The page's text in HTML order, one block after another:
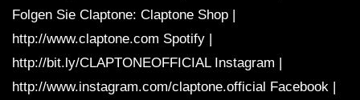
Folgen Sie Claptone: Claptone Shop |
http://www.claptone.com Spotify |
http://bit.ly/CLAPTONEOFFICIAL Instagram |
http://www.instagram.com/claptone.official Facebook |